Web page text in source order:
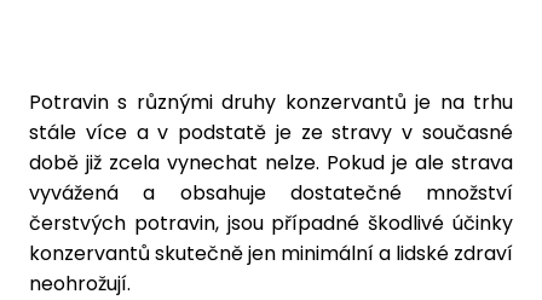
Potravin s různými druhy konzervantů je na trhu
stále více a v podstatě je ze stravy v současné
době již zcela vynechat nelze. Pokud je ale strava
vyvážená a obsahuje dostatečné množství
čerstvých potravin, jsou případné škodlivé účinky
konzervantů skutečně jen minimální a lidské zdraví
neohrožují.